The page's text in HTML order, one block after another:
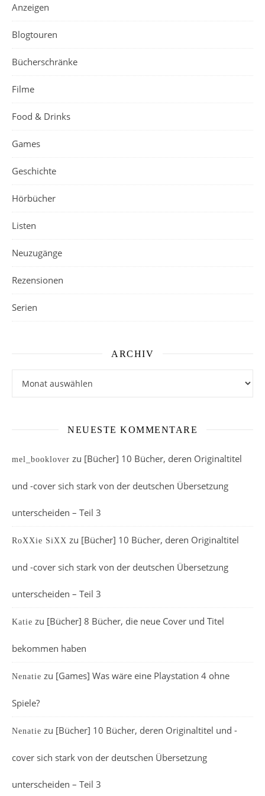
Anzeigen
Blogtouren
Bücherschränke
Filme
Food & Drinks
Games
Geschichte
Hörbücher
Listen
Neuzugänge
Rezensionen
Serien
ARCHIV
NEUESTE KOMMENTARE
mel_booklover zu [Bücher] 10 Bücher, deren Originaltitel
und -cover sich stark von der deutschen Übersetzung
unterscheiden – Teil 3
RoXXie SiXX zu [Bücher] 10 Bücher, deren Originaltitel
und -cover sich stark von der deutschen Übersetzung
unterscheiden – Teil 3
Katie zu [Bücher] 8 Bücher, die neue Cover und Titel
bekommen haben
Nenatie zu [Games] Was wäre eine Playstation 4 ohne
Spiele?
Nenatie zu [Bücher] 10 Bücher, deren Originaltitel und -
cover sich stark von der deutschen Übersetzung
unterscheiden – Teil 3